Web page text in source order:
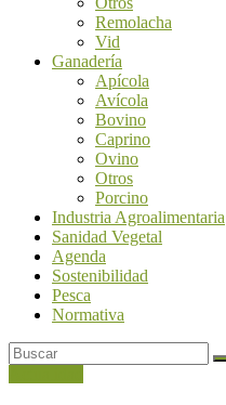
Remolacha
Vid
Ganadería
Apícola
Avícola
Bovino
Caprino
Ovino
Otros
Porcino
Industria Agroalimentaria
Sanidad Vegetal
Agenda
Sostenibilidad
Pesca
Normativa